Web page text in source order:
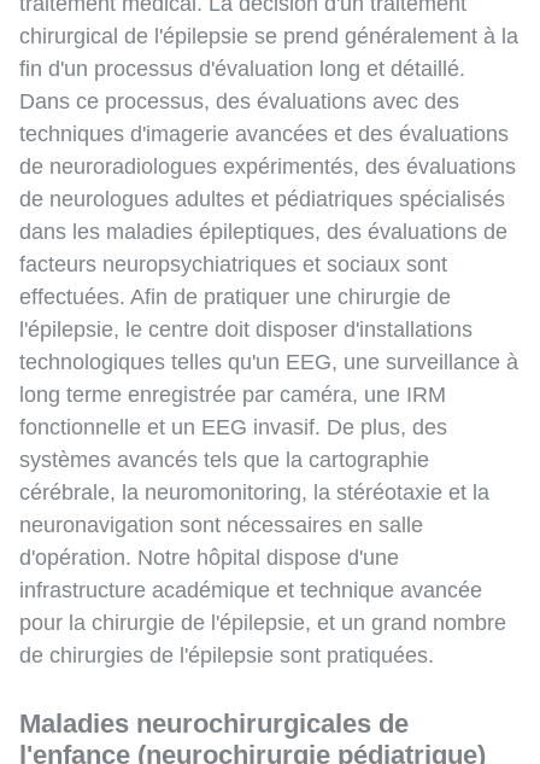
chirurgical de l'épilepsie se prend généralement à la
fin d'un processus d'évaluation long et détaillé.
Dans ce processus, des évaluations avec des
techniques d'imagerie avancées et des évaluations
de neuroradiologues expérimentés, des évaluations
de neurologues adultes et pédiatriques spécialisés
dans les maladies épileptiques, des évaluations de
facteurs neuropsychiatriques et sociaux sont
effectuées. Afin de pratiquer une chirurgie de
l'épilepsie, le centre doit disposer d'installations
technologiques telles qu'un EEG, une surveillance à
long terme enregistrée par caméra, une IRM
fonctionnelle et un EEG invasif. De plus, des
systèmes avancés tels que la cartographie
cérébrale, la neuromonitoring, la stéréotaxie et la
neuronavigation sont nécessaires en salle
d'opération. Notre hôpital dispose d'une
infrastructure académique et technique avancée
pour la chirurgie de l'épilepsie, et un grand nombre
de chirurgies de l'épilepsie sont pratiquées.
Maladies neurochirurgicales de
l'enfance (neurochirurgie pédiatrique)